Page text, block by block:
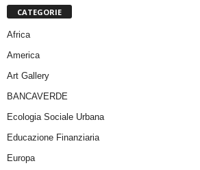
CATEGORIE
Africa
America
Art Gallery
BANCAVERDE
Ecologia Sociale Urbana
Educazione Finanziaria
Europa